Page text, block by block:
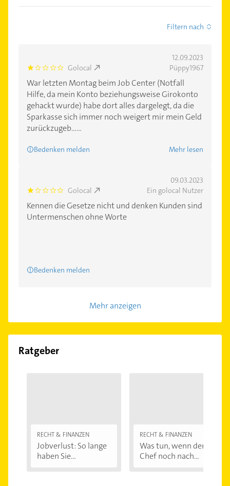
Filtern nach
12.09.2023
1.0 Golocal Püppy1967
War letzten Montag beim Job Center (Notfall
Hilfe, da mein Konto beziehungsweise Girokonto
gehackt wurde) habe dort alles dargelegt, da die
Sparkasse sich immer noch weigert mir mein Geld
zurückzugeb......
Bedenken melden Mehr lesen
09.03.2023
1.0 Golocal Ein golocal Nutzer
Kennen die Gesetze nicht und denken Kunden sind
Untermenschen ohne Worte
Bedenken melden
Mehr anzeigen
Ratgeber
RECHT & FINANZEN
Jobverlust: So lange
haben Sie...
RECHT & FINANZEN
Was tun, wenn der
Chef noch nach...